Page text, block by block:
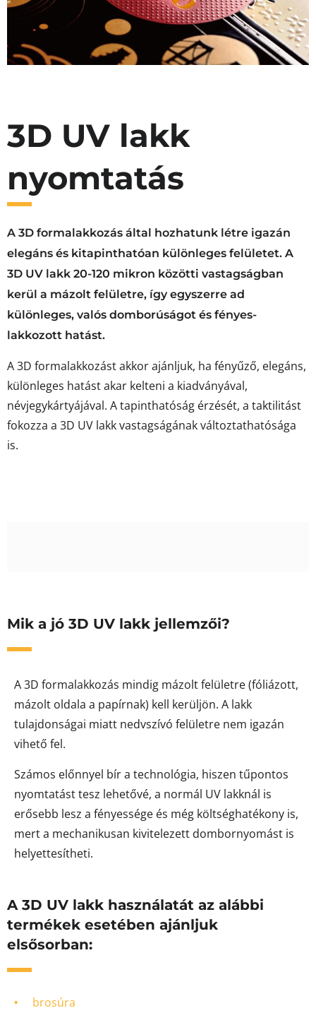
3D UV lakk
nyomtatás
A 3D formalakkozás által hozhatunk létre igazán
elegáns és kitapinthatóan különleges felületet. A
3D UV lakk 20-120 mikron közötti vastagságban
kerül a mázolt felületre, így egyszerre ad
különleges, valós domborúságot és fényes-
lakkozott hatást.
A 3D formalakkozást akkor ajánljuk, ha fényűző, elegáns,
különleges hatást akar kelteni a kiadványával,
névjegykártyájával. A tapinthatóság érzését, a taktilitást
fokozza a 3D UV lakk vastagságának változtathatósága
is.
Mik a jó 3D UV lakk jellemzői?
A 3D formalakkozás mindig mázolt felületre (fóliázott,
mázolt oldala a papírnak) kell kerüljön. A lakk
tulajdonságai miatt nedvszívó felületre nem igazán
vihető fel.
Számos előnnyel bír a technológia, hiszen tűpontos
nyomtatást tesz lehetővé, a normál UV lakknál is
erősebb lesz a fényessége és még költséghatékony is,
mert a mechanikusan kivitelezett dombornyomást is
helyettesítheti.
A 3D UV lakk használatát az alábbi
termékek esetében ajánljuk
elsősorban:
brosúra